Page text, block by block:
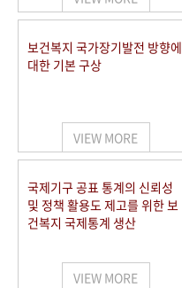
보건복지 국가장기발전 방향에
대한 기본 구상
VIEW MORE
국제기구 공표 통계의 신뢰성
및 정책 활용도 제고를 위한 보
건복지 국제통계 생산
VIEW MORE